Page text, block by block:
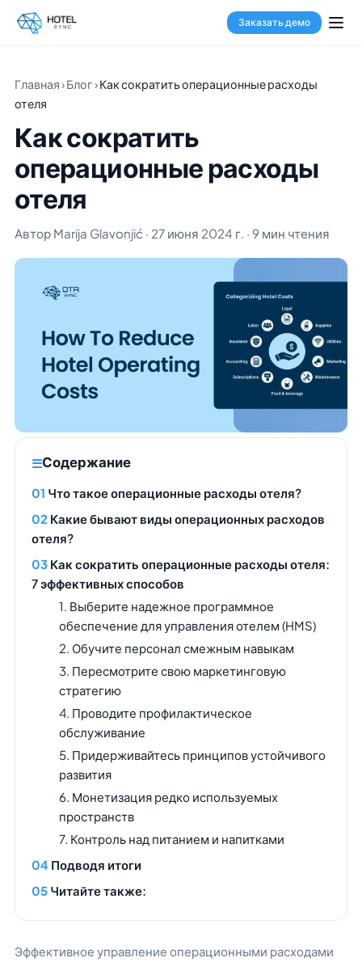
Заказать демо
Главная›Блог›Как сократить операционные расходы
отеля
Как сократить
операционные расходы
отеля
Автор Marija Glavonjić · 27 июня 2024 г. · 9 мин чтения
Содержание
Что такое операционные расходы отеля?
Какие бывают виды операционных расходов
отеля?
Как сократить операционные расходы отеля:
7 эффективных способов
1. Выберите надежное программное
обеспечение для управления отелем (HMS)
2. Обучите персонал смежным навыкам
3. Пересмотрите свою маркетинговую
стратегию
4. Проводите профилактическое
обслуживание
5. Придерживайтесь принципов устойчивого
развития
6. Монетизация редко используемых
пространств
7. Контроль над питанием и напитками
Подводя итоги
Читайте также:
Эффективное управление операционными расходами